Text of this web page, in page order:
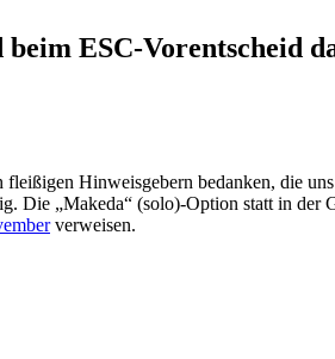
ESC-Vorentscheid
Hinweisgebern bedanken, die
Die „Makeda“ (solo)-Option statt in
verweisen.